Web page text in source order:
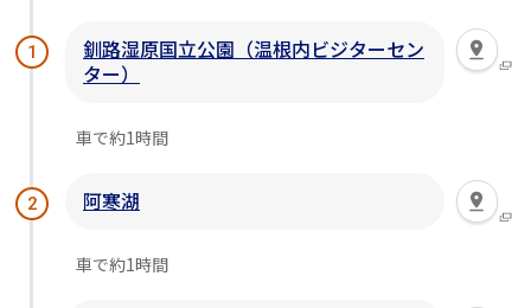
1
釧路湿原国立公園（温根内ビジターセン
ター）
車で約1時間
2 阿寒湖
車で約1時間